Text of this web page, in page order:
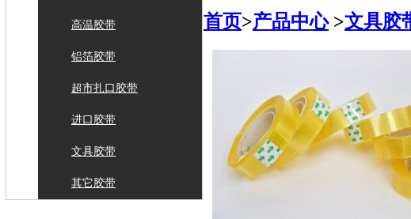
高温胶带
铝箔胶带
超市扎口胶带
进口胶带
文具胶带
其它胶带
首页>产品中心>文具胶